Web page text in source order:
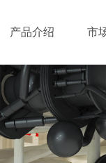
产品介绍 市